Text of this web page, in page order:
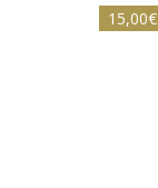
15,00€